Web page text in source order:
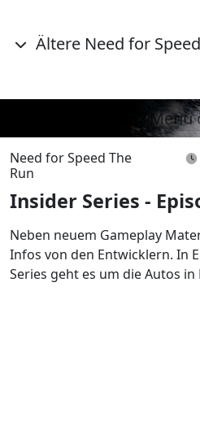
Ältere Need for
Menü
Need for Speed The
Run
Insider Series -
Neben neuem Gameplay
Infos von den Entwicklern. In
Series geht es um die Autos in